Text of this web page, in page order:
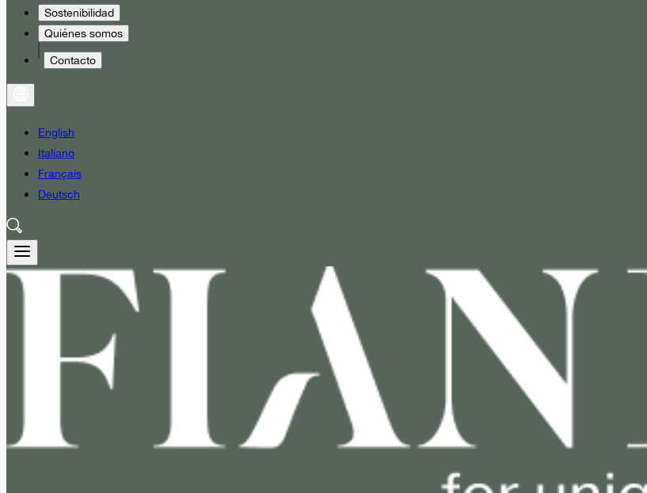
Sostenibilidad
Quiénes somos
Contacto
English
Italiano
Français
Deutsch